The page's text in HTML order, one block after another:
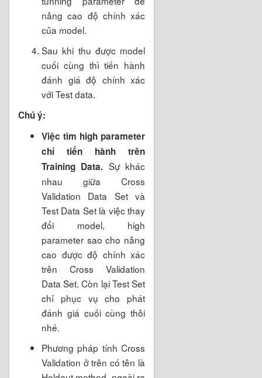
nâng cao độ chính xác
của model.
Sau khi thu được model
cuối cùng thì tiến hành
đánh giá độ chính xác
với Test data.
Chú ý:
Việc tìm high parameter
chỉ tiến hành trên
Training Data. Sự khác
nhau giữa Cross
Validation Data Set và
Test Data Set là việc thay
đổi model, high
parameter sao cho nâng
cao được độ chính xác
trên Cross Validation
Data Set. Còn lại Test Set
chỉ phục vụ cho phát
đánh giá cuối cùng thôi
nhé.
Phương pháp tính Cross
Validation ở trên có tên là